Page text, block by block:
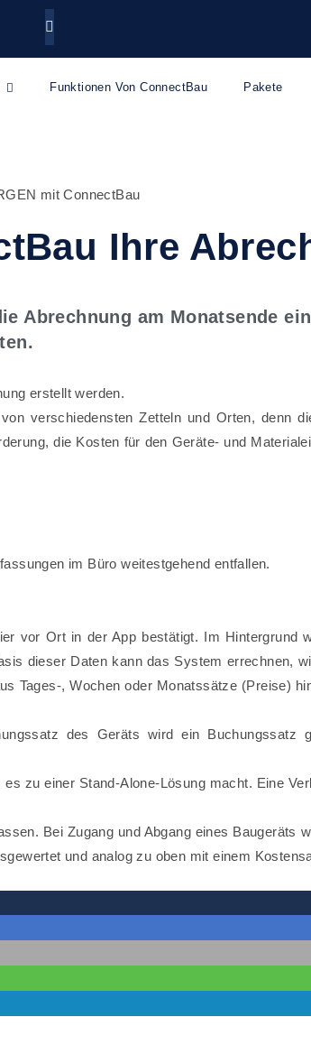
Funktionen Von ConnectBau Pakete
Ihre
Abrechnung am Monatsende
erstellt werden.
verschiedensten Zetteln und Orten, denn
die Kosten für den Geräte- und
im Büro weitestgehend entfallen.
vor Ort in der App bestätigt. Im Hintergrund
dieser Daten kann das System errechnen,
Tages-, Wochen oder Monatssätze (Preise)
des Geräts wird ein Buchungssatz
zu einer Stand-Alone-Lösung macht. Eine
Bei Zugang und Abgang eines Baugeräts
und analog zu oben mit einem